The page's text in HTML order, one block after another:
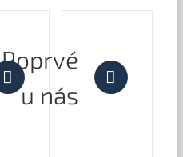
Poprvé
u nás